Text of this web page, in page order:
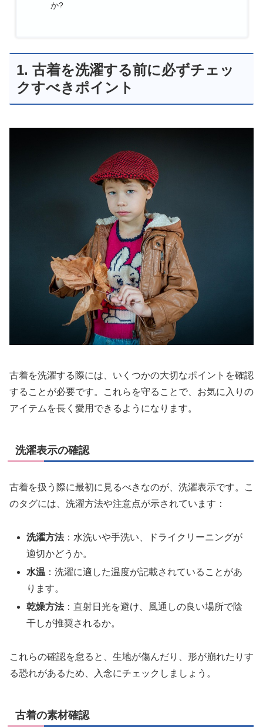
か?
1. 古着を洗濯する前に必ずチェッ
クすべきポイント
古着を洗濯する際には、いくつかの大切なポイントを確認
することが必要です。これらを守ることで、お気に入りの
アイテムを長く愛用できるようになります。
洗濯表示の確認
古着を扱う際に最初に見るべきなのが、洗濯表示です。こ
のタグには、洗濯方法や注意点が示されています：
洗濯方法：水洗いや手洗い、ドライクリーニングが
適切かどうか。
水温 ：洗濯に適した温度が記載されていることがあ
ります。
乾燥方法：直射日光を避け、風通しの良い場所で陰
干しが推奨されるか。
これらの確認を怠ると、生地が傷んだり、形が崩れたりす
る恐れがあるため、入念にチェックしましょう。
古着の素材確認